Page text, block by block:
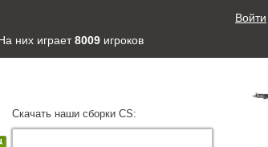
Войти
них играет8009 игроков
Скачать наши сборки CS: